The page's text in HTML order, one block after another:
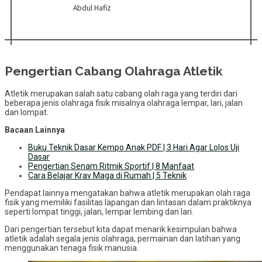
Abdul Hafiz
Pengertian Cabang Olahraga Atletik
Atletik merupakan salah satu cabang olah raga yang terdiri dari
beberapa jenis olahraga fisik misalnya olahraga lempar, lari, jalan
dan lompat.
Bacaan Lainnya
Buku Teknik Dasar Kempo Anak PDF | 3 Hari Agar Lolos Uji
Dasar
Pengertian Senam Ritmik Sportif | 8 Manfaat
Cara Belajar Krav Maga di Rumah | 5 Teknik
Pendapat lainnya mengatakan bahwa atletik merupakan olah raga
fisik yang memiliki fasilitas lapangan dan lintasan dalam praktiknya
seperti lompat tinggi, jalan, lempar lembing dan lari.
Dari pengertian tersebut kita dapat menarik kesimpulan bahwa
atletik adalah segala jenis olahraga, permainan dan latihan yang
menggunakan tenaga fisik manusia.